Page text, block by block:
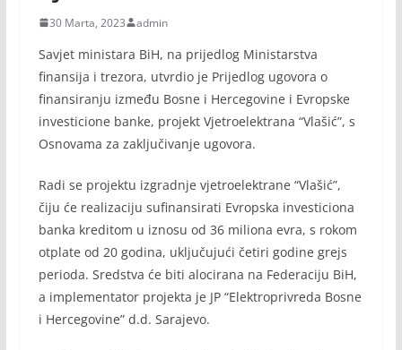
30 Marta, 2023 admin
Savjet ministara BiH, na prijedlog Ministarstva
finansija i trezora, utvrdio je Prijedlog ugovora o
finansiranju između Bosne i Hercegovine i Evropske
investicione banke, projekt Vjetroelektrana “Vlašić”, s
Osnovama za zaključivanje ugovora.
Radi se projektu izgradnje vjetroelektrane “Vlašić”,
čiju će realizaciju sufinansirati Evropska investiciona
banka kreditom u iznosu od 36 miliona evra, s rokom
otplate od 20 godina, uključujući četiri godine grejs
perioda. Sredstva će biti alocirana na Federaciju BiH,
a implementator projekta je JP “Elektroprivreda Bosne
i Hercegovine” d.d. Sarajevo.